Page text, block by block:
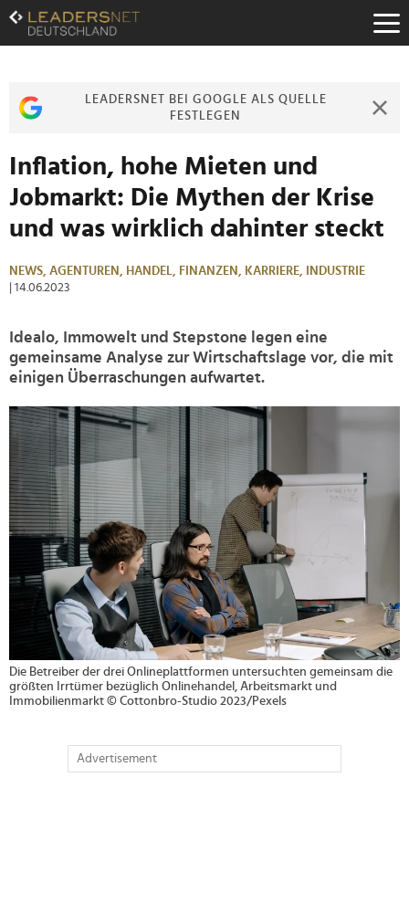
Zum
Inhalt
Zur
Zur
LEADERSNET BEI GOOGLE ALS QUELLE
FESTLEGEN
Inflation, hohe Mieten und
Jobmarkt: Die Mythen der Krise
und was wirklich dahinter steckt
NEWS, AGENTUREN, HANDEL, FINANZEN, KARRIERE,
INDUSTRIE
| 14.06.2023
Idealo, Immowelt und Stepstone legen eine
gemeinsame Analyse zur Wirtschaftslage vor, die mit
einigen Überraschungen aufwartet.
>
Die Betreiber der drei Onlineplattformen untersuchten gemeinsam die
größten Irrtümer bezüglich Onlinehandel, Arbeitsmarkt und
Immobilienmarkt © Cottonbro-Studio 2023/Pexels
Advertisement